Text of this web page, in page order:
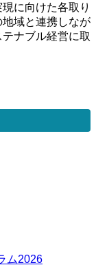
に向けた各取り
域と連携しなが
ナブル経営に取